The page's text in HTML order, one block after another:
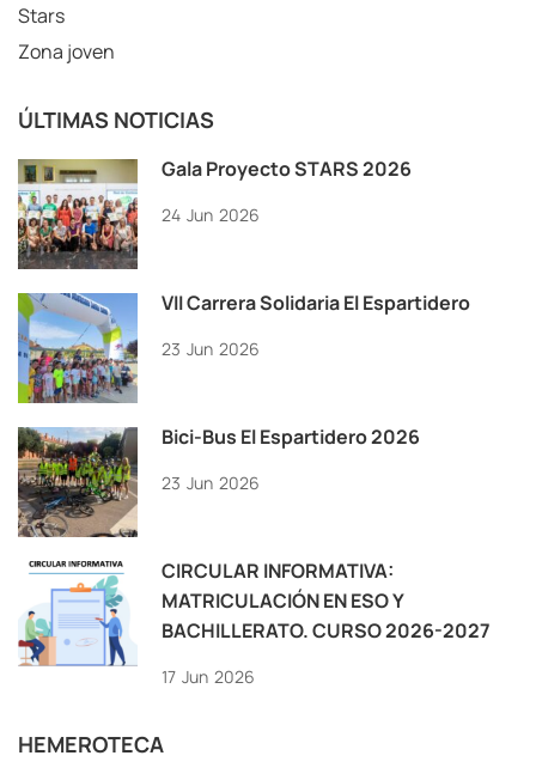
Stars
Zona joven
ÚLTIMAS NOTICIAS
Gala Proyecto STARS 2026
24 Jun 2026
VII Carrera Solidaria El Espartidero
23 Jun 2026
Bici-Bus El Espartidero 2026
23 Jun 2026
CIRCULAR INFORMATIVA:
MATRICULACIÓN EN ESO Y
BACHILLERATO. CURSO 2026-2027
17 Jun 2026
HEMEROTECA